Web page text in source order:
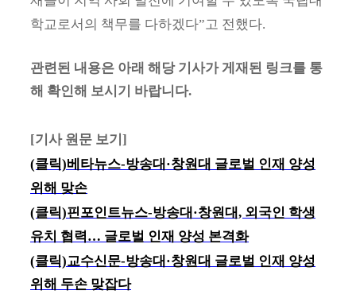
학교로서의 책무를 다하겠다”고 전했다.
관련된 내용은 아래 해당 기사가 게재된 링크를 통
해 확인해 보시기 바랍니다.
[기사 원문 보기 ]
(클릭)베타뉴스-방송대·창원대 글로벌 인재 양성
위해 맞손
(클릭)핀포인트뉴스-방송대·창원대, 외국인 학생
유치 협력… 글로벌 인재 양성 본격화
(클릭)교수신문-방송대·창원대 글로벌 인재 양성
위해 두손 맞잡다